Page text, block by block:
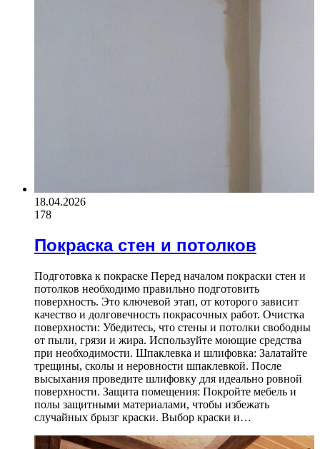
18.04.2026
178
Покраска стен и потолков
Подготовка к покраске Перед началом покраски стен и
потолков необходимо правильно подготовить
поверхность. Это ключевой этап, от которого зависит
качество и долговечность покрасочных работ. Очистка
поверхности: Убедитесь, что стены и потолки свободны
от пыли, грязи и жира. Используйте моющие средства
при необходимости. Шпаклевка и шлифовка: Залатайте
трещины, сколы и неровности шпаклевкой. После
высыхания проведите шлифовку для идеально ровной
поверхности. Защита помещения: Покройте мебель и
полы защитными материалами, чтобы избежать
случайных брызг краски. Выбор краски и…